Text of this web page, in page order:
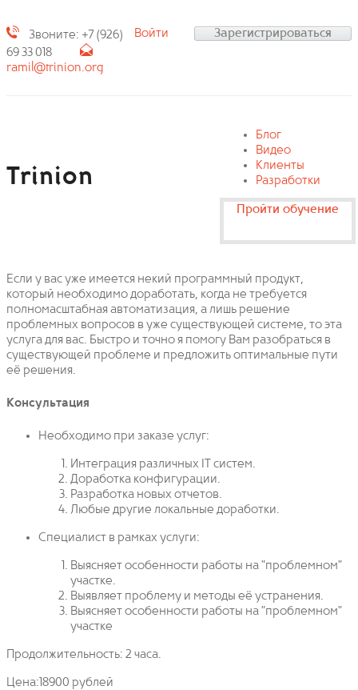
Звоните: +7 (926)
69 33 018
ramil@trinion.org
Войти Зарегистрироваться
Trinion
Блог
Видео
Клиенты
Разработки
Пройти обучение
Если у вас уже имеется некий программный продукт,
который необходимо доработать, когда не требуется
полномасштабная автоматизация, а лишь решение
проблемных вопросов в уже существующей системе, то эта
услуга для вас. Быстро и точно я помогу Вам разобраться в
существующей проблеме и предложить оптимальные пути
её решения.
Консультация
Необходимо при заказе услуг:
Интеграция различных IT систем.
Доработка конфигурации.
Разработка новых отчетов.
Любые другие локальные доработки.
Специалист в рамках услуги:
Выясняет особенности работы на "проблемном"
участке.
Выявляет проблему и методы её устранения.
Выясняет особенности работы на "проблемном"
участке
Продолжительность: 2 часа.
Цена:18900 рублей